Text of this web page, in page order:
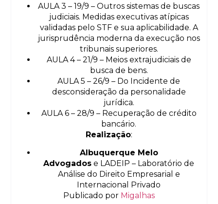
AULA 3 – 19/9 – Outros sistemas de buscas
judiciais. Medidas executivas atípicas
validadas pelo STF e sua aplicabilidade. A
jurisprudência moderna da execução nos
tribunais superiores.
AULA 4 – 21/9 – Meios extrajudiciais de
busca de bens.
AULA 5 – 26/9 – Do Incidente de
desconsideração da personalidade
jurídica.
AULA 6 – 28/9 – Recuperação de crédito
bancário.
Realização:
Albuquerque Melo
Advogados e LADEIP – Laboratório de
Análise do Direito Empresarial e
Internacional Privado
Publicado por Migalhas